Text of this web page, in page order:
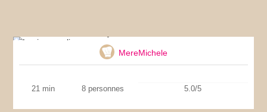
MereMichele
21 min 8 personnes 5.0/5